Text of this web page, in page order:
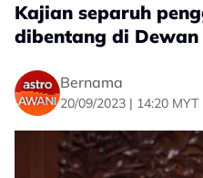
Kajian separuh
dibentang di
Bernama
20/09/2023 | 14:20 MYT